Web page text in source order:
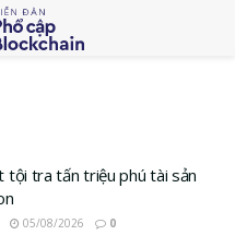
tội tra tấn triệu phú tài sản
05/08/2026 0